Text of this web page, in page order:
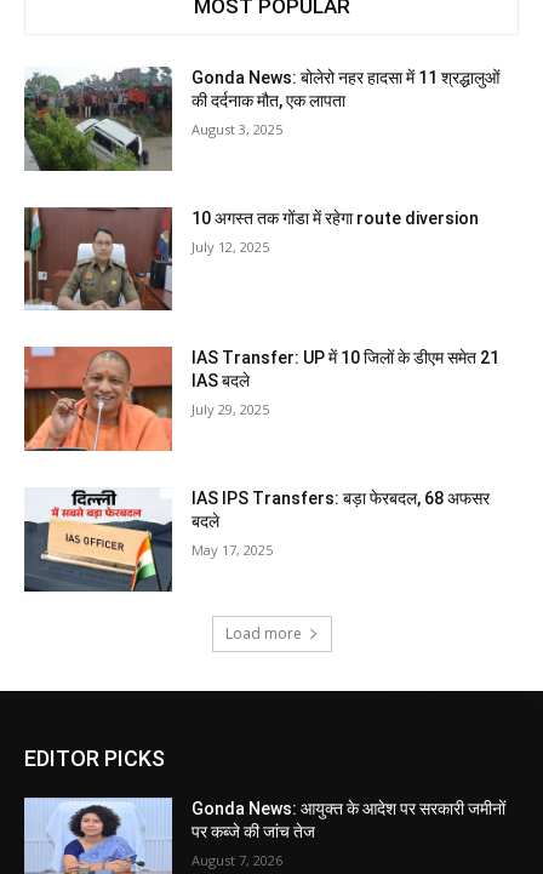
MOST POPULAR
Gonda News: बोलेरो नहर हादसा में 11 श्रद्धालुओं
की दर्दनाक मौत, एक लापता
August 3, 2025
10 अगस्त तक गोंडा में रहेगा route diversion
July 12, 2025
IAS Transfer: UP में 10 जिलों के डीएम समेत 21
IAS बदले
July 29, 2025
IAS IPS Transfers: बड़ा फेरबदल, 68 अफसर
बदले
May 17, 2025
Load more
EDITOR PICKS
Gonda News: आयुक्त के आदेश पर सरकारी जमीनों
पर कब्जे की जांच तेज
August 7, 2026